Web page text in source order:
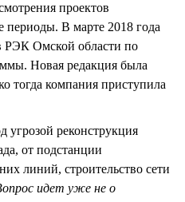
проектов
периоды. В марте 2018 года
РЭК Омской области по
Новая редакция была
тогда компания приступила
угрозой реконструкция
от подстанции
линий, строительство сети
идет уже не о